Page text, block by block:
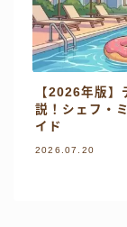
【2026年版
説！シェフ・
イド
2026.07.20